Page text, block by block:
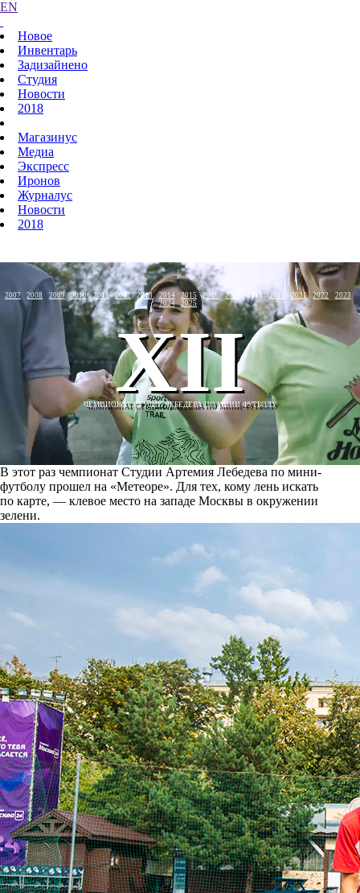
EN
Новое
Инвентарь
Задизайнено
Студия
Новости
2018
Магазинус
Медиа
Экспресс
Иронов
Журналус
Новости
2018
2007 2008 2009 2010 2011 2012 2013 2014 2015 2016 2017 2018 2019 2021 2022
2023
2024
2025
XII
ЧЕМПИОНАТ СТУДИИ ЛЕБЕДЕВА ПО МИНИ-ФУТБОЛУ
В этот раз чемпионат Студии Артемия Лебедева по мини-
футболу прошел на «Метеоре». Для тех, кому лень искать
по карте, — клевое место на западе Москвы в окружении
зелени.